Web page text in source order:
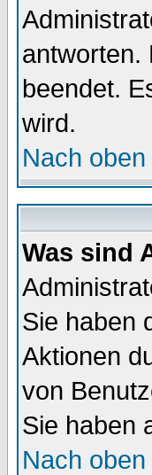
antworten.
beendet.
wird.
Nach oben
Was sind
Sie haben
Aktionen
von
Sie haben
Nach oben